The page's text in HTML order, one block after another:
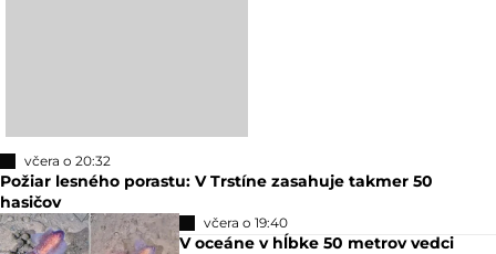
včera o 20:32
Požiar lesného porastu: V Trstíne zasahuje takmer 50
hasičov
včera o 19:40
V oceáne v hĺbke 50 metrov vedci